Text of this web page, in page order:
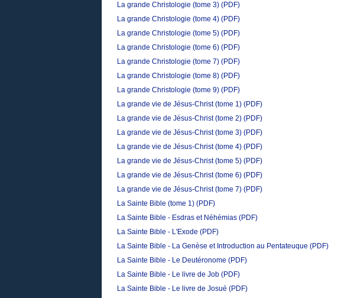
La grande Christologie (tome 3) (PDF)
La grande Christologie (tome 4) (PDF)
La grande Christologie (tome 5) (PDF)
La grande Christologie (tome 6) (PDF)
La grande Christologie (tome 7) (PDF)
La grande Christologie (tome 8) (PDF)
La grande Christologie (tome 9) (PDF)
La grande vie de Jésus-Christ (tome 1) (PDF)
La grande vie de Jésus-Christ (tome 2) (PDF)
La grande vie de Jésus-Christ (tome 3) (PDF)
La grande vie de Jésus-Christ (tome 4) (PDF)
La grande vie de Jésus-Christ (tome 5) (PDF)
La grande vie de Jésus-Christ (tome 6) (PDF)
La grande vie de Jésus-Christ (tome 7) (PDF)
La Sainte Bible (tome 1) (PDF)
La Sainte Bible - Esdras et Néhémias (PDF)
La Sainte Bible - L'Exode (PDF)
La Sainte Bible - La Genèse et Introduction au Pentateuque (PDF)
La Sainte Bible - Le Deutéronome (PDF)
La Sainte Bible - Le livre de Job (PDF)
La Sainte Bible - Le livre de Josué (PDF)